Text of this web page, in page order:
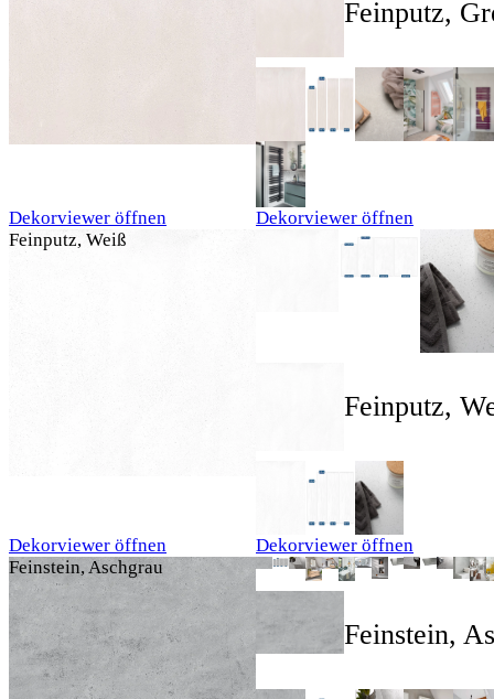
Dekorviewer öffnen
Feinputz,
Dekorviewer öffnen
Feinputz, Weiß
Dekorviewer öffnen
Feinputz,
Dekorviewer öffnen
Feinstein, Aschgrau
Feinstein,